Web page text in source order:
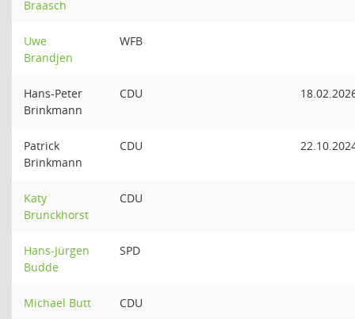
Braasch
Uwe
Brandjen
WFB
Hans-Peter
Brinkmann
CDU
Patrick
Brinkmann
CDU
Katy
Brunckhorst
CDU
Hans-Jürgen
Budde
SPD
Michael Butt CDU